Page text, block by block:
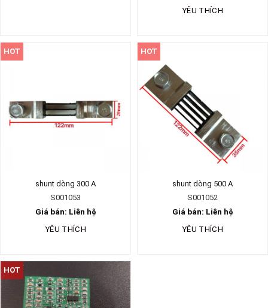
YÊU THÍCH
HOT
shunt dòng 300 A
S001053
Giá bán: Liên hệ
YÊU THÍCH
HOT
shunt dòng 500 A
S001052
Giá bán: Liên hệ
YÊU THÍCH
HOT